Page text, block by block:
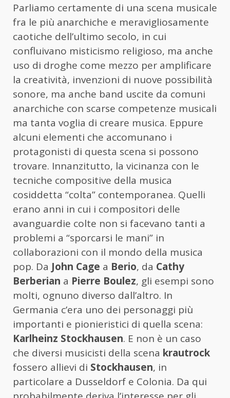
Parliamo certamente di una scena musicale
fra le più anarchiche e meravigliosamente
caotiche dell’ultimo secolo, in cui
confluivano misticismo religioso, ma anche
uso di droghe come mezzo per amplificare
la creatività, invenzioni di nuove possibilità
sonore, ma anche band uscite da comuni
anarchiche con scarse competenze musicali
ma tanta voglia di creare musica. Eppure
alcuni elementi che accomunano i
protagonisti di questa scena si possono
trovare. Innanzitutto, la vicinanza con le
tecniche compositive della musica
cosiddetta “colta” contemporanea. Quelli
erano anni in cui i compositori delle
avanguardie colte non si facevano tanti a
problemi a “sporcarsi le mani” in
collaborazioni con il mondo della musica
pop. Da John Cage a Berio, da Cathy
Berberian a Pierre Boulez, gli esempi sono
molti, ognuno diverso dall’altro. In
Germania c’era uno dei personaggi più
importanti e pionieristici di quella scena:
Karlheinz Stockhausen. E non è un caso
che diversi musicisti della scena krautrock
fossero allievi di Stockhausen, in
particolare a Dusseldorf e Colonia. Da qui